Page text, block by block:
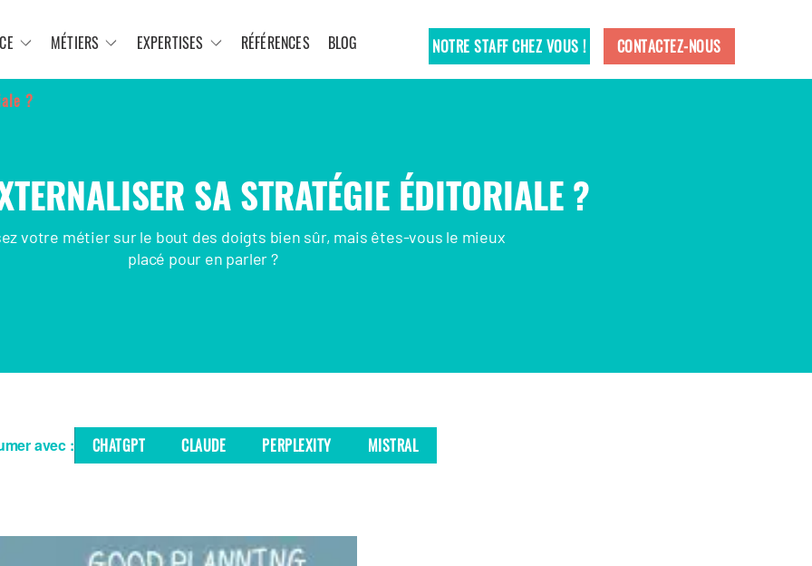
MÉTIERS EXPERTISES RÉFÉRENCES BLOG NOTRE STAFF CHEZ VOUS ! CONTACTEZ-NOUS
?
SA STRATÉGIE ÉDITORIALE ?
votre métier sur le bout des doigts bien sûr, mais êtes-vous le mieux
placé pour en parler ?
avec : CHATGPT CLAUDE PERPLEXITY MISTRAL